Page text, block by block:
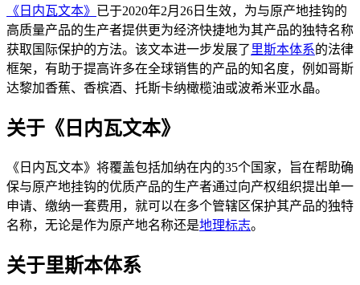
《日内瓦文本》 已于2020年2月26日生效，为与原产地挂钩的
高质量产品的生产者提供更为经济快捷地为其产品的独特名称
获取国际保护的方法。该文本进一步发展了 里斯本体系的法律
框架，有助于提高许多在全球销售的产品的知名度，例如哥斯
达黎加香蕉、香槟酒、托斯卡纳橄榄油或波希米亚水晶。
关于《日内瓦文本》
《日内瓦文本》将覆盖包括加纳在内的35个国家，旨在帮助确
保与原产地挂钩的优质产品的生产者通过向产权组织提出单一
申请、缴纳一套费用，就可以在多个管辖区保护其产品的独特
名称，无论是作为原产地名称还是地理标志。
关于里斯本体系